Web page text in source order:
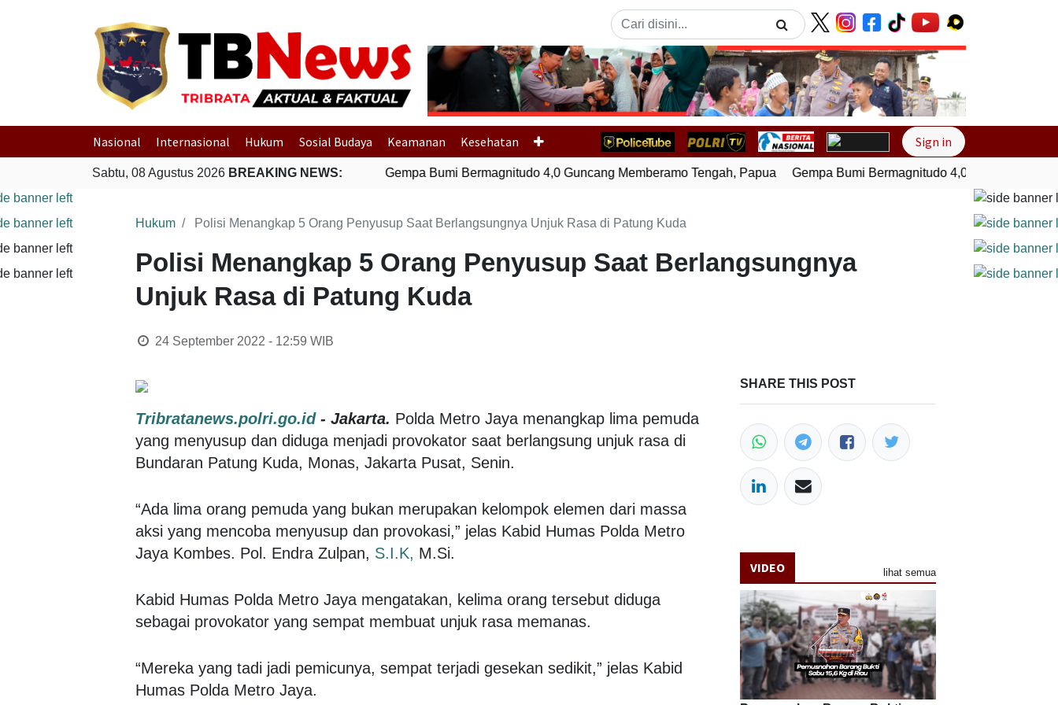
Previous Next
Nasional Internasional Hukum Sosial Budaya Keamanan Kesehatan Sign in
Sabtu, 08 Agustus 2026 BREAKING NEWS: Gempa Bumi Bermagnitudo 4,0 Guncang Memberamo Tengah, Papua Gempa Bumi Bermagnitudo 4,0 Guncang
Hukum Polisi Menangkap 5 Orang Penyusup Saat Berlangsungnya Unjuk Rasa di Patung Kuda
Polisi Menangkap 5 Orang Penyusup Saat Berlangsungnya
Unjuk Rasa di Patung Kuda
24 September 2022 - 12:59 WIB
Tribratanews.polri.go.id- Jakarta. Polda Metro Jaya menangkap lima pemuda
yang menyusup dan diduga menjadi provokator saat berlangsung unjuk rasa di
Bundaran Patung Kuda, Monas, Jakarta Pusat, Senin.
“Ada lima orang pemuda yang bukan merupakan kelompok elemen dari massa
aksi yang mencoba menyusup dan provokasi,” jelas Kabid Humas Polda Metro
Jaya Kombes. Pol. Endra Zulpan, S.I.K, M.Si.
Kabid Humas Polda Metro Jaya mengatakan, kelima orang tersebut diduga
sebagai provokator yang sempat membuat unjuk rasa memanas.
“Mereka yang tadi jadi pemicunya, sempat terjadi gesekan sedikit,” jelas Kabid
Humas Polda Metro Jaya.
SHARE THIS POST
VIDEO lihat semua